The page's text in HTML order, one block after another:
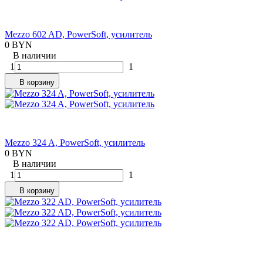
Mezzo 602 AD, PowerSoft, усилитель
0 BYN
В наличии
1
1
В корзину
Mezzo 324 A, PowerSoft, усилитель
0 BYN
В наличии
1
1
В корзину